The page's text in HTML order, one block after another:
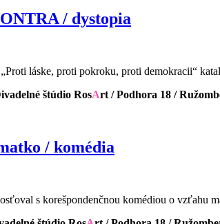
/ dystopia
láske, proti pokroku, proti demokracii“
štúdio RosArt / Podhora 18 /
/ komédia
s korešpondenčnou komédiou o vzťahu